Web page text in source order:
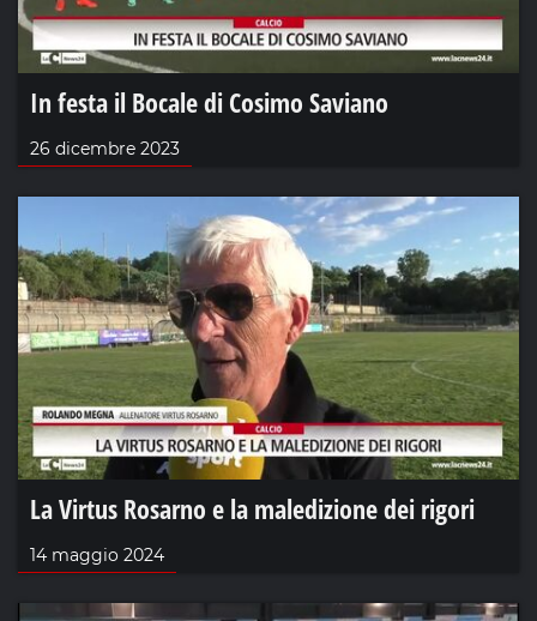
In festa il Bocale di Cosimo Saviano
26 dicembre 2023
La Virtus Rosarno e la maledizione dei rigori
14 maggio 2024